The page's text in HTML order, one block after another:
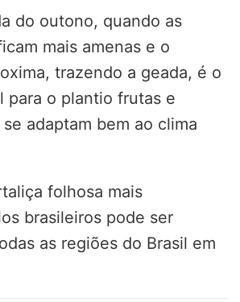
do outono, quando as
mais amenas e o
trazendo a geada, é o
para o plantio frutas e
adaptam bem ao clima
folhosa mais
brasileiros pode ser
as regiões do Brasil em